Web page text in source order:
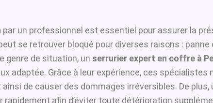
par un professionnel est essentiel pour assurer la
se retrouver bloqué pour diverses raisons :
genre de situation, un serrurier expert en coffre à
adaptée. Grâce à leur expérience, ces spécialistes
ainsi de causer des dommages irréversibles. De plus,
rapidement afin d’éviter toute détérioration